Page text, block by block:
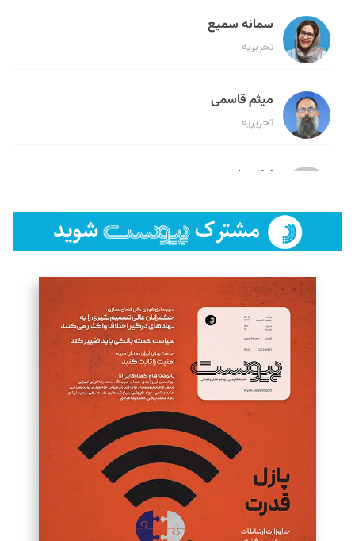
سمانه سمیع
تحریریه
میثم قاسمی
تحریریه
لیلا حنارود
فائزه فتحی رستمی
تحریریه
سروش کرمیان
تحریریه
مینا پاکدل
یسنا امان‌پور
تحریریه